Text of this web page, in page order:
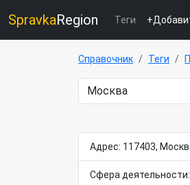
SpravkaRegion Теги
Справочник Теги
Адрес: 117403,
Сфера